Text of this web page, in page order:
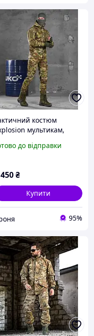
костюм
мультикам,
лі
до відправки
₴
Купити
95%